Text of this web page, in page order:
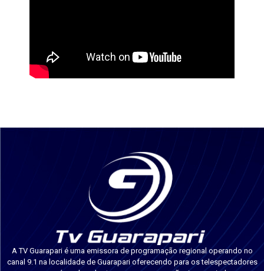
A TV Guarapari é uma emissora de programação regional operando no
canal 9.1 na localidade de Guarapari oferecendo para os telespectadores